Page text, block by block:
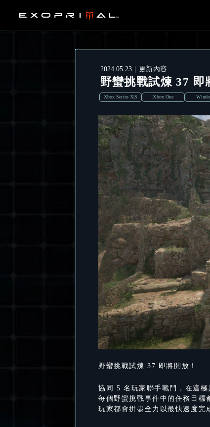
2024.05.23 更新內容
野蠻挑戰試煉 37
Xbox Series X|S Xbox One
野蠻挑戰試煉 37 即將開放！
協同 5 名玩家聯手戰鬥，在這
每個野蠻挑戰事件中的任務目標
玩家都會拼盡全力以最快速度完